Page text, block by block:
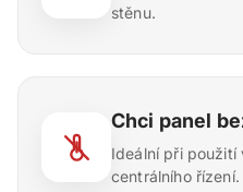
stěnu.
Chci panel
Ideální při použití
centrálního řízení.